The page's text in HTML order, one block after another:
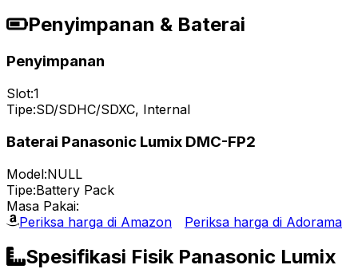
Penyimpanan & Baterai
Penyimpanan
Slot:1
Tipe:SD/SDHC/SDXC, Internal
Baterai Panasonic Lumix DMC-FP2
Model:NULL
Tipe:Battery Pack
Masa Pakai:
Periksa harga di Amazon
Periksa harga di Adorama
Spesifikasi Fisik Panasonic Lumix